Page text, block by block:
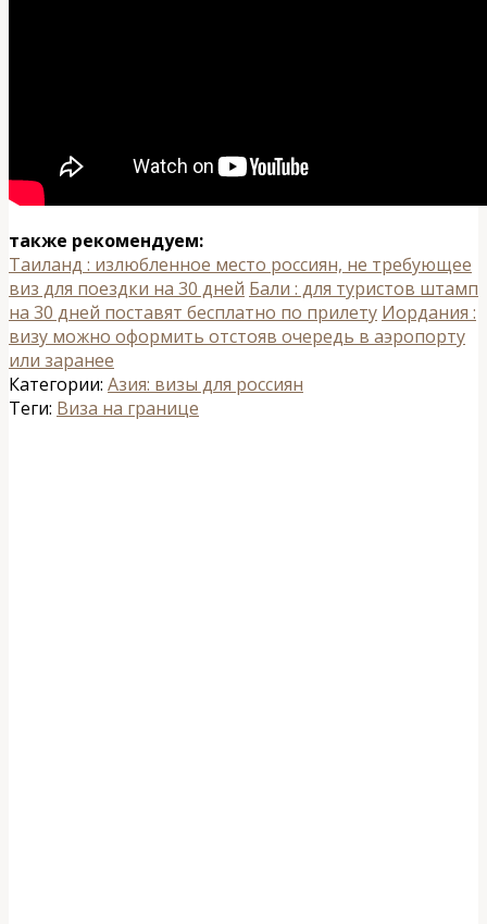
также рекомендуем:
Таиланд : излюбленное место россиян, не требующее
виз для поездки на 30 дней Бали : для туристов штамп
на 30 дней поставят бесплатно по прилету Иордания :
визу можно оформить отстояв очередь в аэропорту
или заранее
Категории: Азия: визы для россиян
Теги: Виза на границе